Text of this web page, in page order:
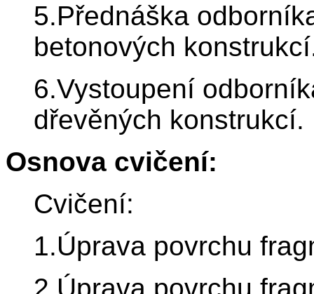
5.Přednáška
betonových
6.Vystoupení
dřevěných konstrukcí.
Osnova cvičení:
Cvičení:
1.Úprava povrchu